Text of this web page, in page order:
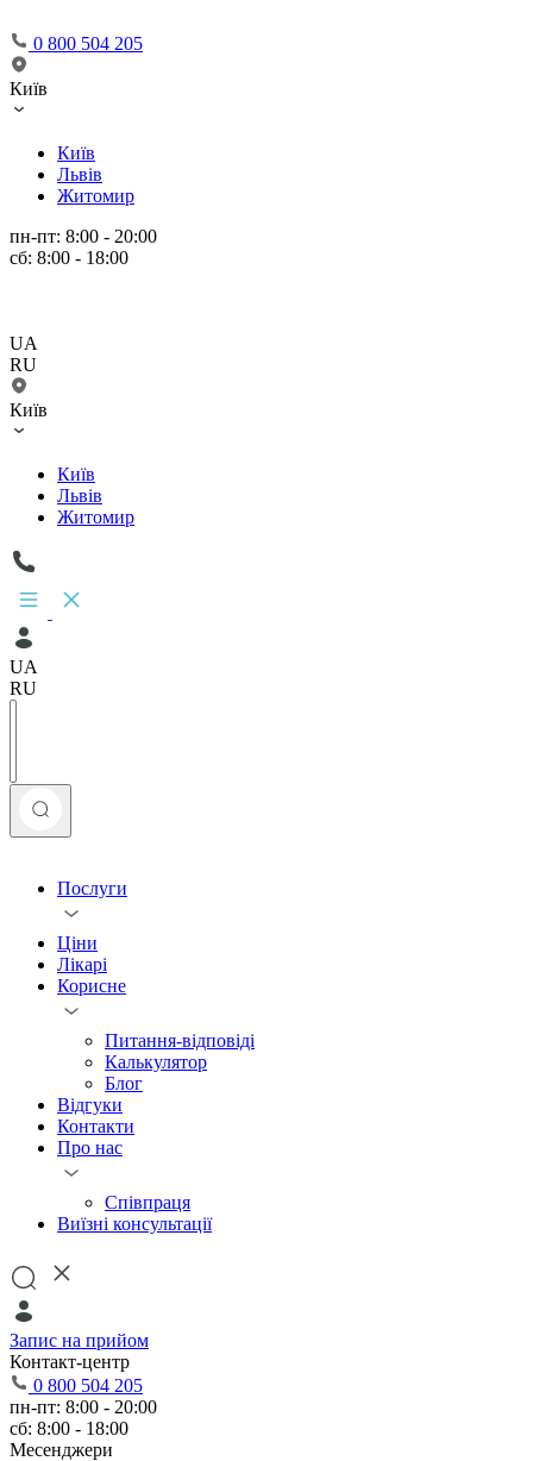
0 800 504 205
Київ
Київ
Львів
Житомир
пн-пт: 8:00 - 20:00
сб: 8:00 - 18:00
UA
RU
Київ
Київ
Львів
Житомир
UA
RU
Послуги
Ціни
Лікарі
Корисне
Питання-відповіді
Калькулятор
Блог
Відгуки
Контакти
Про нас
Співпраця
Виїзні консультації
Запис на прийом
Контакт-центр
0 800 504 205
пн-пт: 8:00 - 20:00
сб: 8:00 - 18:00
Месенджери